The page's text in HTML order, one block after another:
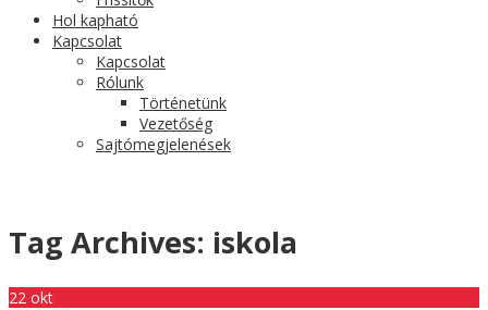
Hol kapható
Kapcsolat
Kapcsolat
Rólunk
Történetünk
Vezetőség
Sajtómegjelenések
Tag Archives: iskola
22 okt